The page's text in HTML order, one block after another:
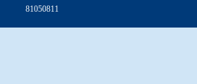
81050811